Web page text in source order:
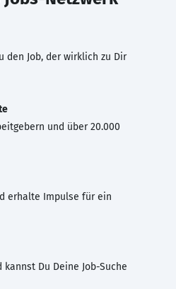
den Job, der wirklich zu Dir
und über 20.000
erhalte Impulse für ein
Du Deine Job-Suche